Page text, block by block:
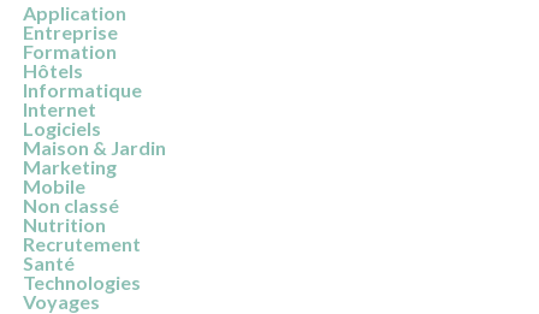
Application
Entreprise
Formation
Hôtels
Informatique
Internet
Logiciels
Maison & Jardin
Marketing
Mobile
Non classé
Nutrition
Recrutement
Santé
Technologies
Voyages